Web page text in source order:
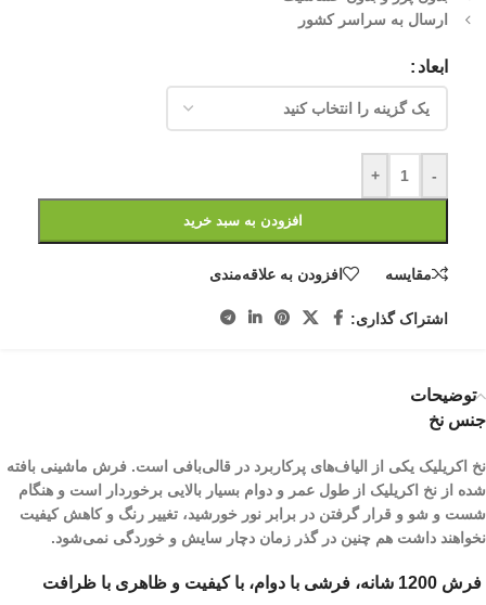
ارسال به سراسر کشور
ابعاد
-
+
افزودن به سبد خرید
مقایسه افزودن به علاقه‌مندی
اشتراک گذاری:
توضیحات
جنس نخ
نخ اکریلیک یکی از الیاف­‌های پرکاربرد در قالی‌بافی است. فرش ماشینی بافته
شده از نخ اکریلیک از طول عمر و دوام بسیار بالایی برخوردار است و هنگام
شست و شو و قرار گرفتن در برابر نور خورشید، تغییر رنگ و کاهش کیفیت
نخواهند داشت هم چنین در گذر زمان دچار سایش و خوردگی نمی‌شود.
فرش 1200 شانه، فرشی با دوام، با کیفیت و ظاهری با ظرافت